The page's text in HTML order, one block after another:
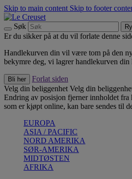
Skip to main content Skip to footer
Søk
Er du sikker på at du vil forlate denne
Handlekurven din vil være tom på den
bekymre deg, vi lagrer handlekurven
Bli her
Forlat siden
Velg din beliggenhet Velg din
Endring av posisjon fjerner innholdet fra
som er kjøpt online, kan bare sendes til
EUROPA
ASIA / PACIFIC
NORD AMERIKA
SØR-AMERIKA
MIDTØSTEN
AFRIKA